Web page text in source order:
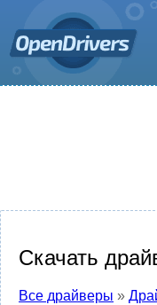
Скачать
Все драйверы »